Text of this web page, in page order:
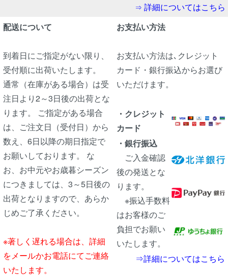
⇒ 詳細についてはこちら
配送について
到着日にご指定がない限り、
受付順に出荷いたします。
通常（在庫がある場合）は受
注日より2～3日後の出荷とな
ります。 ご指定がある場合
は、ご注文日（受付日）から
数え、6日以降の期日指定で
お願いしております。 な
お、お中元やお歳暮シーズン
につきましては、3～5日後の
出荷となりますので、あらか
じめご了承ください。
※著しく遅れる場合は、詳細
をメールかお電話にてご連絡
いたします。
お支払い方法
お支払い方法は､クレジット
カード・銀行振込からお選び
いただけます。
・クレジット
カード
・銀行振込
ご入金確認
後の発送とな
ります。
※振込手数料
はお客様のご
負担でお願い
いたします。
⇒詳細についてはこちら